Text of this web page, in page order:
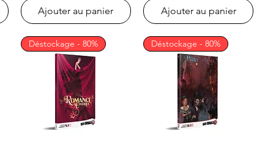
Ajouter au panier Ajouter au panier
Déstockage - 80% Déstockage - 80%